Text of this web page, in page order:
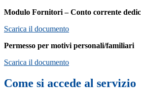
Modulo Fornitori – Conto corrente
Scarica il documento
Permesso per motivi personali/familiari
Scarica il documento
Come si accede al servizio